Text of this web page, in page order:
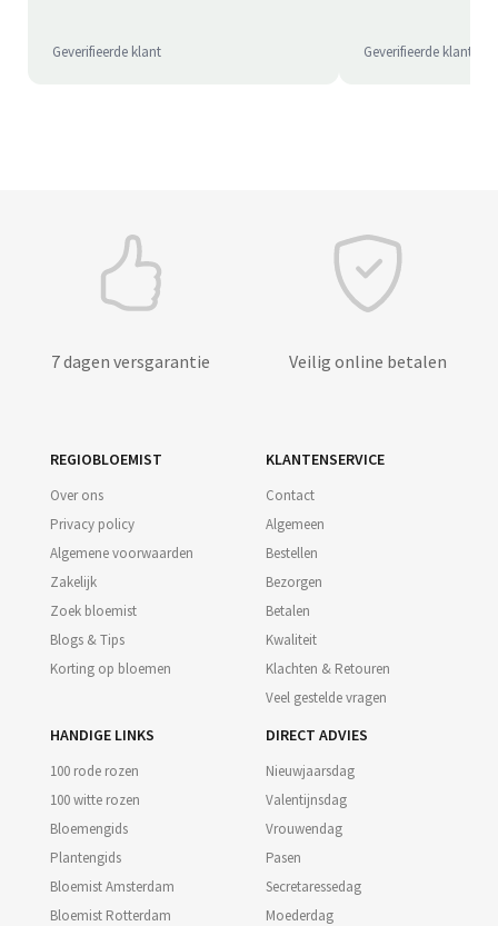
Geverifieerde klant Geverifieerde klant
7 dagen versgarantie Veilig online betalen
REGIOBLOEMIST
Over ons
Privacy policy
Algemene voorwaarden
Zakelijk
Zoek bloemist
Blogs & Tips
Korting op bloemen
KLANTENSERVICE
Contact
Algemeen
Bestellen
Bezorgen
Betalen
Kwaliteit
Klachten & Retouren
Veel gestelde vragen
HANDIGE LINKS
100 rode rozen
100 witte rozen
Bloemengids
Plantengids
Bloemist Amsterdam
Bloemist Rotterdam
DIRECT ADVIES
Nieuwjaarsdag
Valentijnsdag
Vrouwendag
Pasen
Secretaressedag
Moederdag